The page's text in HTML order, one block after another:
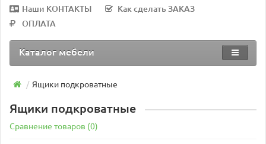
Наши КОНТАКТЫ
Как сделать ЗАКАЗ
ОПЛАТА
Каталог мебели
Ящики подкроватные
Ящики подкроватные
Сравнение товаров (0)